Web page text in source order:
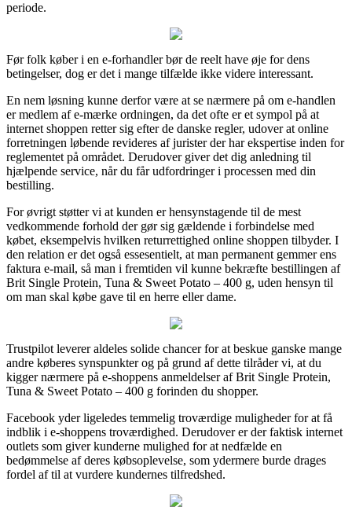
periode.
Før folk køber i en e-forhandler bør de reelt have øje for dens
betingelser, dog er det i mange tilfælde ikke videre interessant.
En nem løsning kunne derfor være at se nærmere på om e-handlen
er medlem af e-mærke ordningen, da det ofte er et sympol på at
internet shoppen retter sig efter de danske regler, udover at online
forretningen løbende revideres af jurister der har ekspertise inden for
reglementet på området. Derudover giver det dig anledning til
hjælpende service, når du får udfordringer i processen med din
bestilling.
For øvrigt støtter vi at kunden er hensynstagende til de mest
vedkommende forhold der gør sig gældende i forbindelse med
købet, eksempelvis hvilken returrettighed online shoppen tilbyder. I
den relation er det også essesentielt, at man permanent gemmer ens
faktura e-mail, så man i fremtiden vil kunne bekræfte bestillingen af
Brit Single Protein, Tuna & Sweet Potato – 400 g, uden hensyn til
om man skal købe gave til en herre eller dame.
Trustpilot leverer aldeles solide chancer for at beskue ganske mange
andre køberes synspunkter og på grund af dette tilråder vi, at du
kigger nærmere på e-shoppens anmeldelser af Brit Single Protein,
Tuna & Sweet Potato – 400 g forinden du shopper.
Facebook yder ligeledes temmelig troværdige muligheder for at få
indblik i e-shoppens troværdighed. Derudover er der faktisk internet
outlets som giver kunderne mulighed for at nedfælde en
bedømmelse af deres købsoplevelse, som ydermere burde drages
fordel af til at vurdere kundernes tilfredshed.